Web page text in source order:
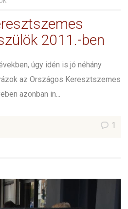
2011.-ben
úgy idén is jó néhány
az Országos Keresztszemes
azonban in...
1